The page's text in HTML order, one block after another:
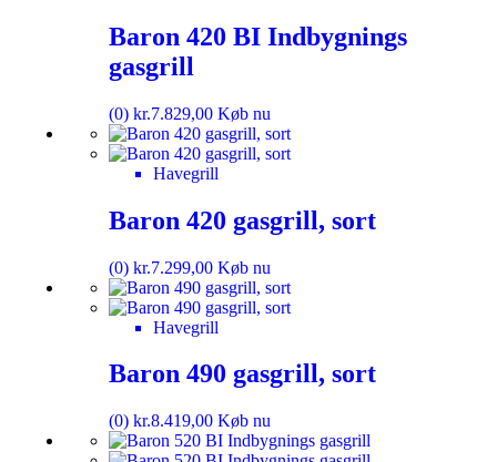
Baron 420 BI Indbygnings
gasgrill
(0) kr.7.829,00 Køb nu
Havegrill
Baron 420 gasgrill, sort
(0) kr.7.299,00 Køb nu
Havegrill
Baron 490 gasgrill, sort
(0) kr.8.419,00 Køb nu